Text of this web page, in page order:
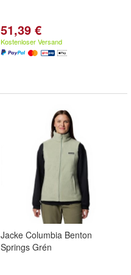
51,39 €
Kostenloser Versand
Jacke Columbia Benton
Springs Grén